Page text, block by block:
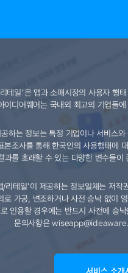
테일’은 앱과 소매시장의 사용자 행
이디어웨어는 국내외 최고의 기업들
공하는 정보는 특정 기업이나 서비스
본조사를 통해 한국인의 사용행태에
과를 초래할 수 있는 다양한 변수들
/리테일’이 제공하는 정보일체는 저
로 가공, 변조하거나 사전 승낙 없이
인용할 경우에는 반드시 사전에 승
문의사항은